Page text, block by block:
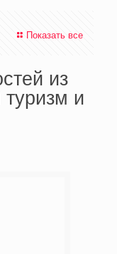
Показать все
из
и